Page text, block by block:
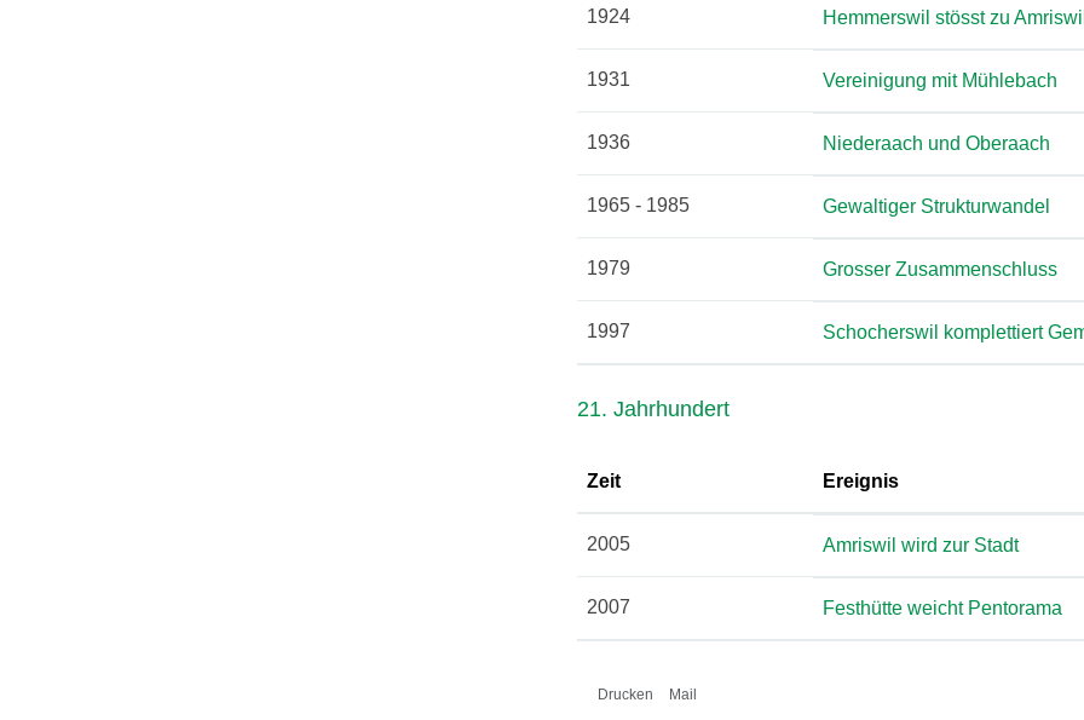
1924 Hemmerswil stösst zu Amriswil
1931 Vereinigung mit Mühlebach
1936 Niederaach und Oberaach
1965 - 1985 Gewaltiger Strukturwandel
1979 Grosser Zusammenschluss
1997 Schocherswil komplettiert
21. Jahrhundert
Zeit Ereignis
2005 Amriswil wird zur Stadt
2007 Festhütte weicht Pentorama
Drucken Mail